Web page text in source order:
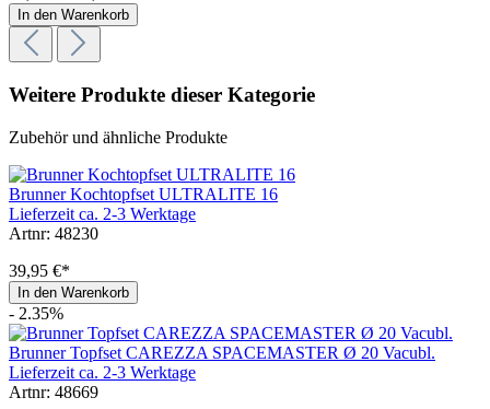
In den Warenkorb
Weitere Produkte dieser Kategorie
Zubehör und ähnliche Produkte
Brunner Kochtopfset ULTRALITE 16
Lieferzeit ca. 2-3 Werktage
Artnr: 48230
39,95 €*
In den Warenkorb
- 2.35%
Brunner Topfset CAREZZA SPACEMASTER Ø 20 Vacubl.
Lieferzeit ca. 2-3 Werktage
Artnr: 48669